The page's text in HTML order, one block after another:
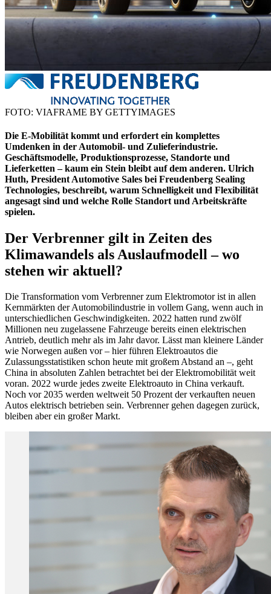
FOTO: VIAFRAME BY GETTYIMAGES
Die E-Mobilität kommt und erfordert ein komplettes
Umdenken in der Automobil- und Zulieferindustrie.
Geschäftsmodelle, Produktionsprozesse, Standorte und
Lieferketten – kaum ein Stein bleibt auf dem anderen. Ulrich
Huth, President Automotive Sales bei Freudenberg Sealing
Technologies, beschreibt, warum Schnelligkeit und Flexibilität
angesagt sind und welche Rolle Standort und Arbeitskräfte
spielen.
Der Verbrenner gilt in Zeiten des
Klimawandels als Auslaufmodell – wo
stehen wir aktuell?
Die Transformation vom Verbrenner zum Elektromotor ist in allen
Kernmärkten der Automobilindustrie in vollem Gang, wenn auch in
unterschiedlichen Geschwindigkeiten. 2022 hatten rund zwölf
Millionen neu zugelassene Fahrzeuge bereits einen elektrischen
Antrieb, deutlich mehr als im Jahr davor. Lässt man kleinere Länder
wie Norwegen außen vor – hier führen Elektroautos die
Zulassungsstatistiken schon heute mit großem Abstand an –, geht
China in absoluten Zahlen betrachtet bei der Elektromobilität weit
voran. 2022 wurde jedes zweite Elektroauto in China verkauft.
Noch vor 2035 werden weltweit 50 Prozent der verkauften neuen
Autos elektrisch betrieben sein. Verbrenner gehen dagegen zurück,
bleiben aber ein großer Markt.